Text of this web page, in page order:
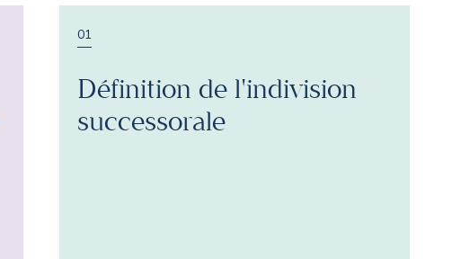
01
Définition de l'indivision
successorale